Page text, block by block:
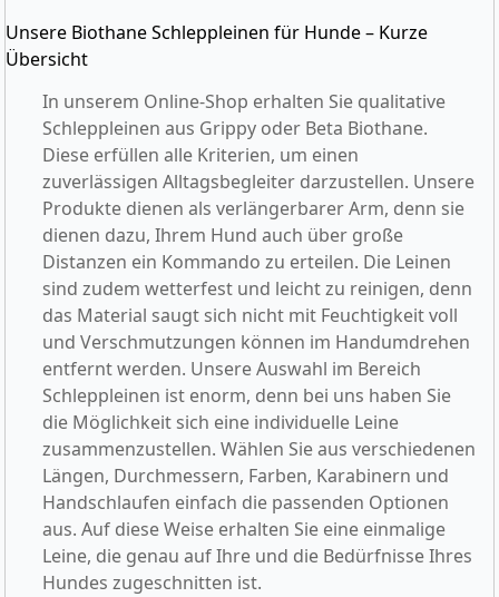
Unsere Biothane Schleppleinen für Hunde – Kurze
Übersicht
In unserem Online-Shop erhalten Sie qualitative
Schleppleinen aus Grippy oder Beta Biothane.
Diese erfüllen alle Kriterien, um einen
zuverlässigen Alltagsbegleiter darzustellen. Unsere
Produkte dienen als verlängerbarer Arm, denn sie
dienen dazu, Ihrem Hund auch über große
Distanzen ein Kommando zu erteilen. Die Leinen
sind zudem wetterfest und leicht zu reinigen, denn
das Material saugt sich nicht mit Feuchtigkeit voll
und Verschmutzungen können im Handumdrehen
entfernt werden. Unsere Auswahl im Bereich
Schleppleinen ist enorm, denn bei uns haben Sie
die Möglichkeit sich eine individuelle Leine
zusammenzustellen. Wählen Sie aus verschiedenen
Längen, Durchmessern, Farben, Karabinern und
Handschlaufen einfach die passenden Optionen
aus. Auf diese Weise erhalten Sie eine einmalige
Leine, die genau auf Ihre und die Bedürfnisse Ihres
Hundes zugeschnitten ist.